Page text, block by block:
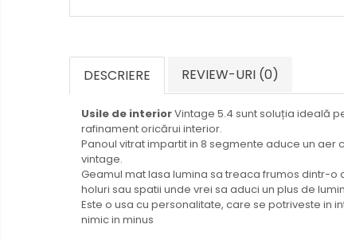
DESCRIERE REVIEW-URI (0)
Usile de interiorVintage 5.4 sunt soluția ideală
rafinament oricărui interior.
Panoul vitrat impartit in 8 segmente aduce un
vintage.
Geamul mat lasa lumina sa treaca frumos dintr-
holuri sau spatii unde vrei sa aduci un plus de
Este o usa cu personalitate, care se potriveste in
nimic in minus